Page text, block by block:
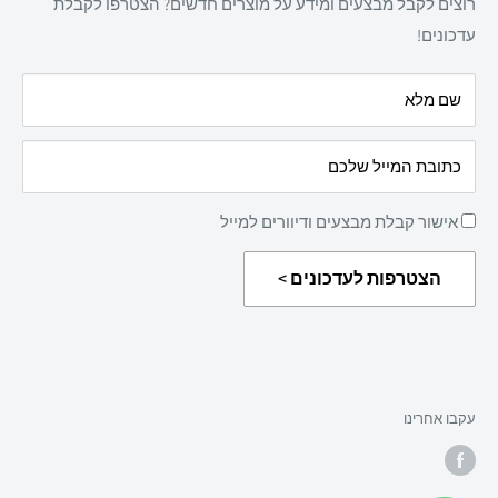
מאמרים
מדיניות פרטיות
מדיניות החזרת מוצרים
עדכונים!
שם מלא
כתובת המייל שלכם
אישור קבלת מבצעים ודיוורים למייל
הצטרפות לעדכונים >
עקבו אחרינו